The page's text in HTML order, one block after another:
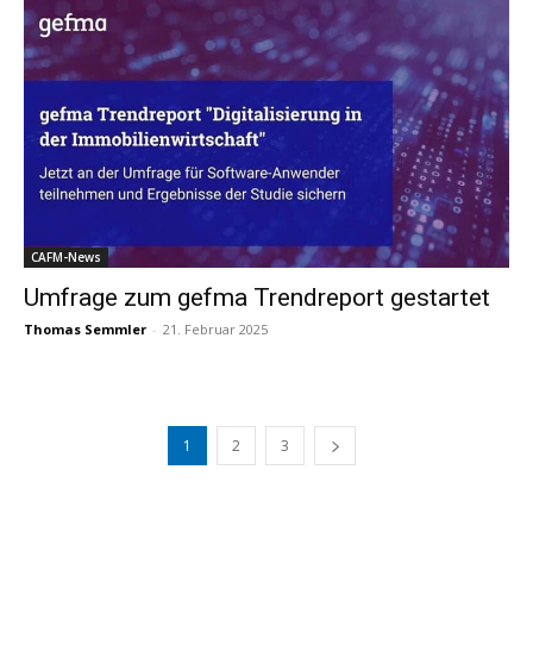
CAFM-News
Umfrage zum gefma Trendreport gestartet
Thomas Semmler - 21. Februar 2025
1 2 3